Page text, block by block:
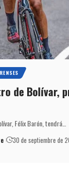
de Bolívar,
Félix Barón, tendrá…
30 de septiembre de